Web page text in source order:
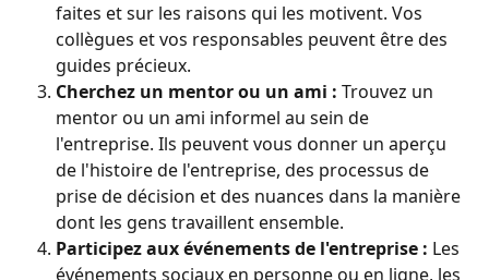
faites et sur les raisons qui les motivent. Vos
collègues et vos responsables peuvent être des
guides précieux.
Cherchez un mentor ou un ami : Trouvez un
mentor ou un ami informel au sein de
l'entreprise. Ils peuvent vous donner un aperçu
de l'histoire de l'entreprise, des processus de
prise de décision et des nuances dans la manière
dont les gens travaillent ensemble.
Participez aux événements de l'entreprise : Les
événements sociaux en personne ou en ligne, les